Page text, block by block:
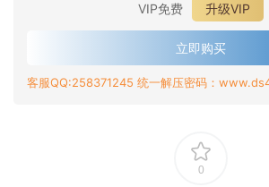
VIP免费
升级VIP
立即购买
客服QQ:258371245 统一解压密码：
0